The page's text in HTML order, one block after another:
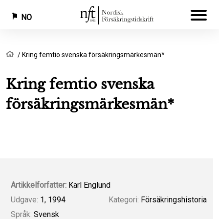
Hopp
hovedinnhold
NO
Navigasjonssti
Hjem
Kring femtio svenska försäkringsmärkesmän*
Kring femtio svenska
försäkringsmärkesmän*
Artikkelforfatter: Karl Englund
Udgave: 1, 1994
Språk: Svensk
Kategori: Försäkringshistoria